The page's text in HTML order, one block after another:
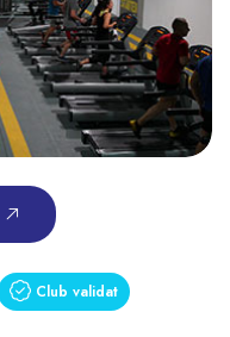
Club validat